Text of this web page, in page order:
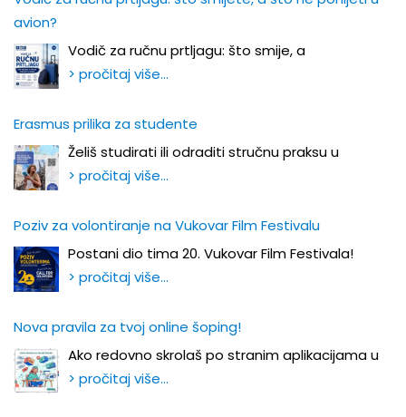
avion?
Vodič za ručnu prtljagu: što smije, a
> pročitaj više…
Erasmus prilika za studente
Želiš studirati ili odraditi stručnu praksu u
> pročitaj više…
Poziv za volontiranje na Vukovar Film Festivalu
Postani dio tima 20. Vukovar Film Festivala!
> pročitaj više…
Nova pravila za tvoj online šoping!
Ako redovno skrolaš po stranim aplikacijama u
> pročitaj više…